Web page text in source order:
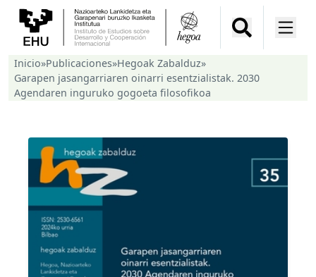
Inicio»Publicaciones»Hegoak Zabalduz»
Garapen jasangarriaren oinarri esentzialistak. 2030
Agendaren inguruko gogoeta filosofikoa